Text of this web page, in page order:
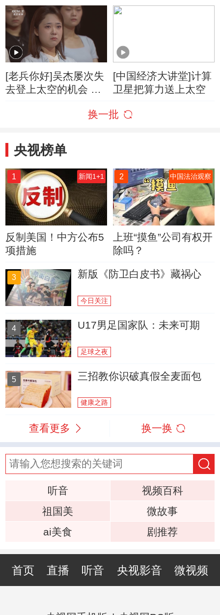
代繁衍”奥秘
[老兵你好]吴杰屡次失
去登上太空的机会 又
[中国经济大讲堂]计算
卫星把算力送上太空
换一批
央视榜单
1 新闻1+1
反制美国！中方公布5
项措施
2 中国法治观察
上班“摸鱼”公司有权开
除吗？
3 新版《防卫白皮书》藏祸心
今日关注
4 U17男足国家队：未来可期
足球之夜
5 三招教你识破真假全麦面包
健康之路
查看更多 换一换
听音
视频百科
祖国美
微故事
ai美食
剧推荐
首页 直播 听音 央视影音 微视频